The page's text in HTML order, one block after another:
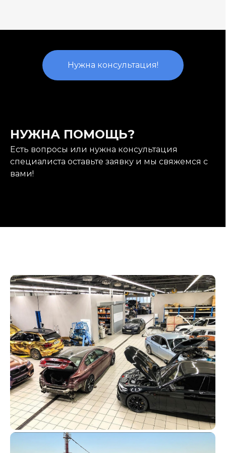
Нужна консультация!
НУЖНА ПОМОЩЬ?
Есть вопросы или нужна консультация
специалиста оставьте заявку и мы свяжемся с
вами!